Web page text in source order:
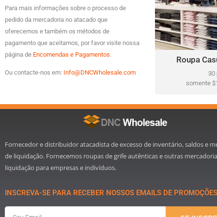
Para mais informações sobre o processo de
pedido da mercadoria no atacado que
oferecemos e também os métodos de
pagamento que aceitamos, por favor visite nossa
página de Encomendas e Pagamentos.
Ou contacte-nos em: Info@DNCWholesale.com
Roupa
30
somente
Este lote pode
Polo Ralph Lauren,
Hilfiger,
Camuto, Tommy
Fornecedor e distribuidor atacadista de excesso de inventário, saldos e
de liquidação. Fornecemos roupas de grife autênticas e outras
liquidação para empresas e indivíduos.
INSCREVA-SE PARA RECEBER NOSSOS EMAILS DE PROMOÇÕES